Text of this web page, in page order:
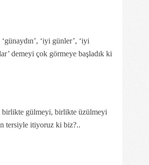
‘iyi günler’, ‘iyi
demeyi çok görmeye başladık ki
birlikte gülmeyi, birlikte üzülmeyi
tersiyle itiyoruz ki biz?..